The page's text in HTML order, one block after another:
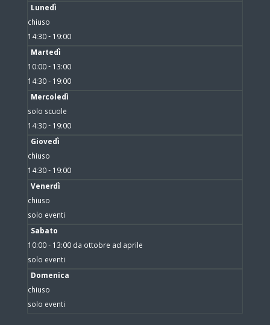
Lunedì
chiuso
14:30 - 19:00
Martedì
10:00 - 13:00
14:30 - 19:00
Mercoledì
solo scuole
14:30 - 19:00
Giovedì
chiuso
14:30 - 19:00
Venerdì
chiuso
solo eventi
Sabato
10:00 - 13:00 da ottobre ad aprile
solo eventi
Domenica
chiuso
solo eventi